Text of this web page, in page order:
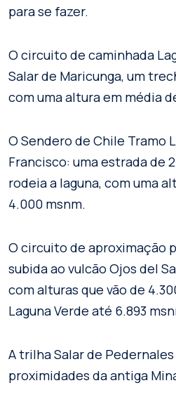
para se fazer.
O circuito de caminhada
Salar de Maricunga, um
com uma altura em média
O Sendero de Chile Tramo
Francisco: uma estrada de
rodeia a laguna, com uma
4.000 msnm.
O circuito de aproximação
subida ao vulcão Ojos del
com alturas que vão de
Laguna Verde até 6.893
A trilha Salar de
proximidades da antiga